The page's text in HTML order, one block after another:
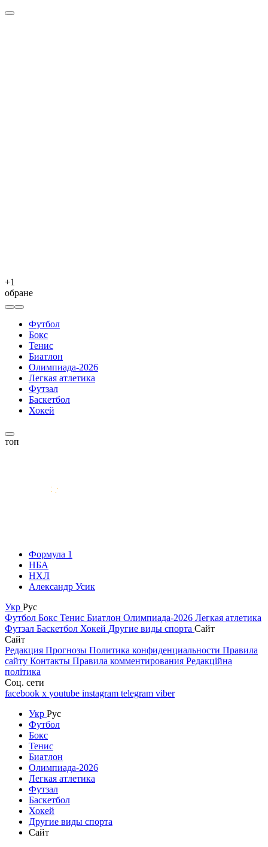
+1
обране
Футбол
Бокс
Тенис
Биатлон
Олимпиада-2026
Легкая атлетика
Футзал
Баскетбол
Хокей
топ
Формула 1
НБА
НХЛ
Александр Усик
Укр Рус
Футбол Бокс Тенис Биатлон Олимпиада-2026 Легкая атлетика
Футзал Баскетбол Хокей Другие виды спорта Сайт
Сайт
Редакция Прогнозы Политика конфиденциальности Правила
сайту Контакты Правила комментирования Редакційна
політика
Соц. сети
facebook x youtube instagram telegram viber
Укр Рус
Футбол
Бокс
Тенис
Биатлон
Олимпиада-2026
Легкая атлетика
Футзал
Баскетбол
Хокей
Другие виды спорта
Сайт